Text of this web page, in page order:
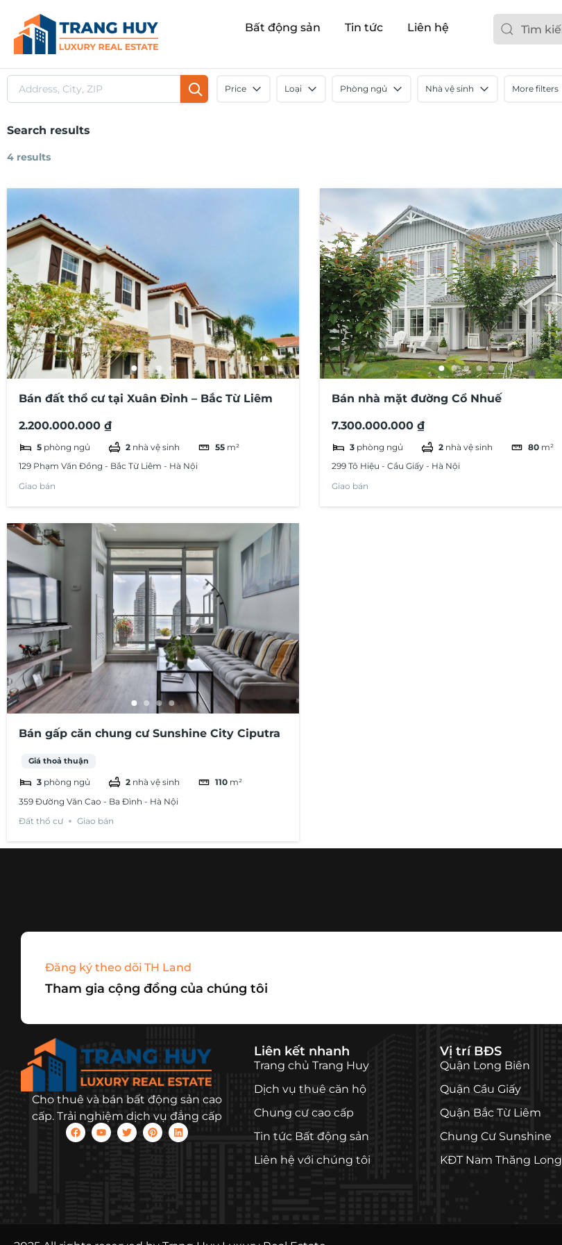
Bất động sản Tin tức Liên hệ
Price Loại Phòng ngủ Nhà vệ sinh More filters
Search results
4 results
Bán đất thổ cư tại Xuân Đỉnh – Bắc Từ Liêm
2.200.000.000 ₫
5 phòng ngủ 2 nhà vệ sinh 55 m²
129 Phạm Văn Đồng - Bắc Từ Liêm - Hà Nội
Giao bán
Bán nhà mặt đường Cổ Nhuế
7.300.000.000 ₫
3 phòng ngủ 2 nhà vệ sinh 80 m²
299 Tô Hiệu - Cầu Giấy - Hà Nội
Giao bán
Bán gấp căn chung cư Sunshine City Ciputra
Giá thoả thuận
3 phòng ngủ 2 nhà vệ sinh 110 m²
359 Đường Văn Cao - Ba Đình - Hà Nội
Đất thổ cư
Giao bán
Đăng ký theo dõi TH Land
Tham gia cộng đồng của chúng tôi
Cho thuê và bán bất động sản cao
cấp. Trải nghiệm dịch vụ đẳng cấp
Liên kết nhanh
Trang chủ Trang Huy
Dịch vụ thuê căn hộ
Chung cư cao cấp
Tin tức Bất động sản
Liên hệ với chúng tôi
Vị trí BĐS
Quận Long Biên
Quận Cầu Giấy
Quận Bắc Từ Liêm
Chung Cư Sunshine
KĐT Nam Thăng Long